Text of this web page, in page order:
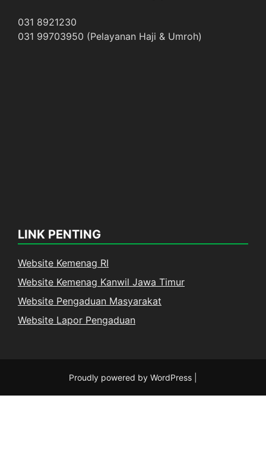
031 8921230
031 99703950 (Pelayanan Haji & Umroh)
LINK PENTING
Website Kemenag RI
Website Kemenag Kanwil Jawa Timur
Website Pengaduan Masyarakat
Website Lapor Pengaduan
Proudly powered by WordPress